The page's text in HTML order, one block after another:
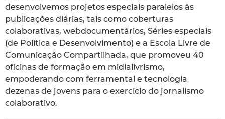
desenvolvemos projetos especiais paralelos às
publicações diárias, tais como coberturas
colaborativas, webdocumentários, Séries especiais
(de Política e Desenvolvimento) e a Escola Livre de
Comunicação Compartilhada, que promoveu 40
oficinas de formação em midialivrismo,
empoderando com ferramental e tecnologia
dezenas de jovens para o exercício do jornalismo
colaborativo.